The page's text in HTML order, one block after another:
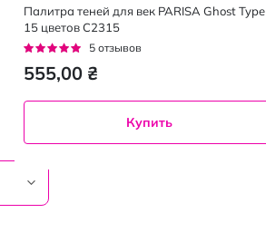
Палитра теней для век PARISA Ghost Type
15 цветов C2315
Рейтинг:
5 отзывов
555,00 ₴
Купить